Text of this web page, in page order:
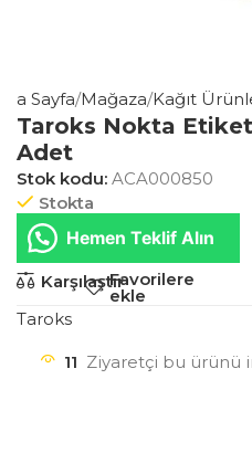
Sayfa Mağaza Kağıt
Taroks Nokta
Adet
Stok kodu: ACA000850
Stokta
Hemen Teklif Alın
KarşılaştırFavorilere
ekle
Taroks
11 Ziyaretçi bu ürünü